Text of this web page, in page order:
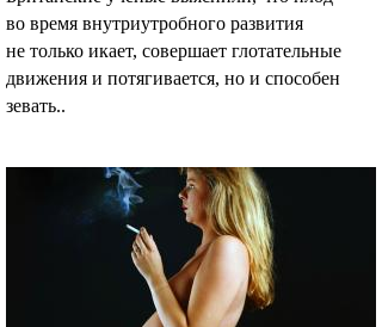
во время внутриутробного развития
не только икает, совершает глотательные
движения и потягивается, но и способен
зевать..